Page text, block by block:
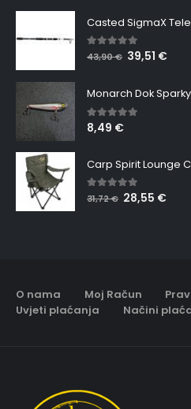
Casted SigmaX
5.00out of 5
43,90€ 39,51 €
Monarch Dok
5.00 out of 5
8,49 €
Carp Spirit Lounge
5.00 out of 5
31,72€ 28,55 €
O nama Moj Račun
Uvjeti plaćanja
Načini